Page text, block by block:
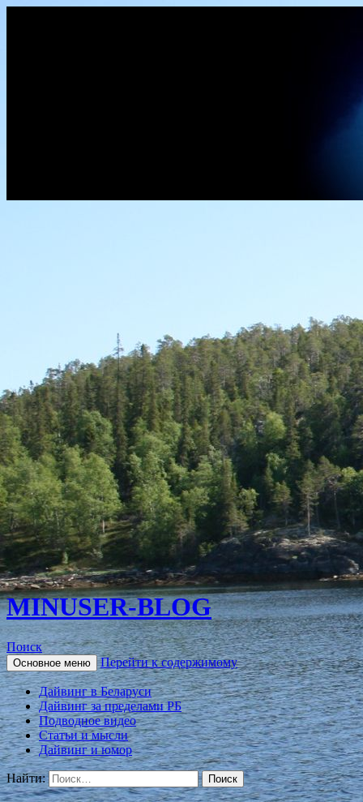
MINUSER-BLOG
Поиск
Основное меню Перейти к содержимому
Дайвинг в Беларуси
Дайвинг за пределами РБ
Подводное видео
Статьи и мысли
Дайвинг и юмор
Найти: